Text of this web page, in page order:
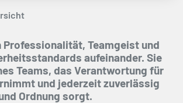
Professionalität, Teamgeist und
aufeinander. Sie
Teams, das Verantwortung für
und jederzeit zuverlässig
Ordnung sorgt.